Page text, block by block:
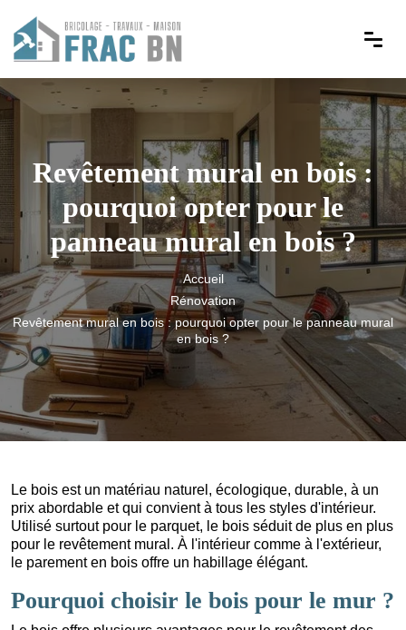
Revêtement mural en bois :
pourquoi opter pour le
panneau mural en bois ?
Accueil
Rénovation
Revêtement mural en bois : pourquoi opter pour le panneau mural
en bois ?
Le bois est un matériau naturel, écologique, durable, à un
prix abordable et qui convient à tous les styles d'intérieur.
Utilisé surtout pour le parquet, le bois séduit de plus en plus
pour le revêtement mural. À l'intérieur comme à l'extérieur,
le parement en bois offre un habillage élégant.
Pourquoi choisir le bois pour le mur ?